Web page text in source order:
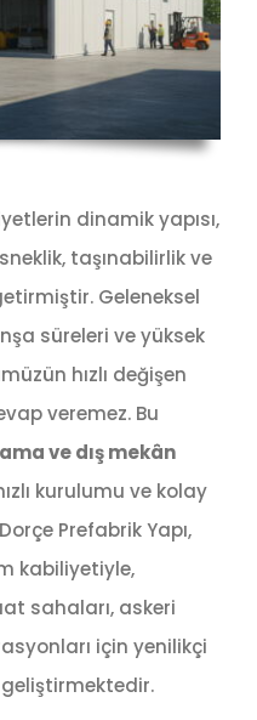
dinamik yapısı,
taşınabilirlik ve
Geleneksel
süreleri ve yüksek
hızlı değişen
veremez. Bu
ve dış mekân
kurulumu ve kolay
Prefabrik Yapı,
kabiliyetiyle,
sahaları, askeri
için yenilikçi